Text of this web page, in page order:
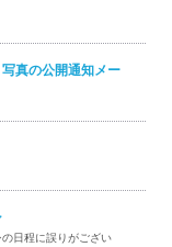
写真の公開通知メー
の日程に誤りがござい